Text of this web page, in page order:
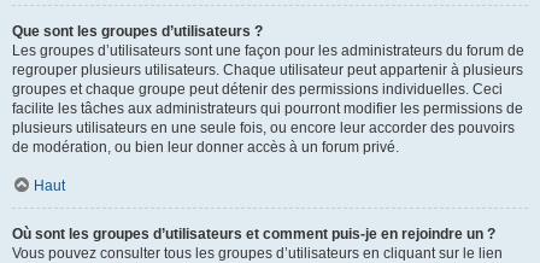
Que sont les groupes d’utilisateurs ?
Les groupes d’utilisateurs sont une façon pour les administrateurs du forum de
regrouper plusieurs utilisateurs. Chaque utilisateur peut appartenir à plusieurs
groupes et chaque groupe peut détenir des permissions individuelles. Ceci
facilite les tâches aux administrateurs qui pourront modifier les permissions de
plusieurs utilisateurs en une seule fois, ou encore leur accorder des pouvoirs
de modération, ou bien leur donner accès à un forum privé.
Haut
Où sont les groupes d’utilisateurs et comment puis-je en rejoindre un ?
Vous pouvez consulter tous les groupes d’utilisateurs en cliquant sur le lien